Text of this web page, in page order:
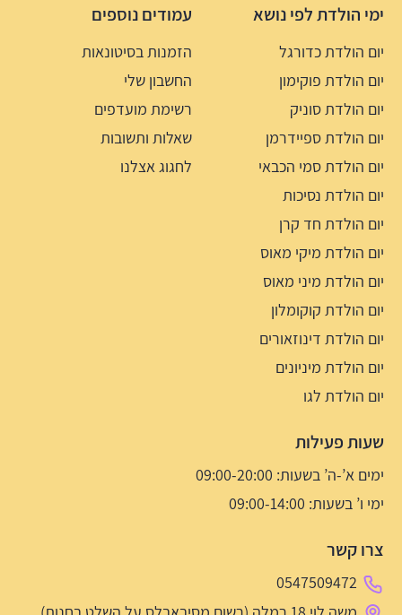
ימי הולדת לפי נושא
יום הולדת כדורגל
יום הולדת פוקימון
יום הולדת סוניק
יום הולדת ספיידרמן
יום הולדת סמי הכבאי
יום הולדת נסיכות
יום הולדת חד קרן
יום הולדת מיקי מאוס
יום הולדת מיני מאוס
יום הולדת קוקומלון
יום הולדת דינוזאורים
יום הולדת מיניונים
יום הולדת לגו
עמודים נוספים
הזמנות בסיטונאות
החשבון שלי
רשימת מועדפים
שאלות ותשובות
לחגוג אצלנו
שעות פעילות
ימים א’-ה’ בשעות: 09:00-20:00
ימי ו’ בשעות: 09:00-14:00
צרו קשר
0547509472